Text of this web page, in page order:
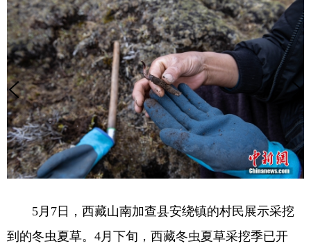
5月7日，西藏山南加查县安绕镇的村民展示采挖
到的冬虫夏草。4月下旬，西藏冬虫夏草采挖季已开